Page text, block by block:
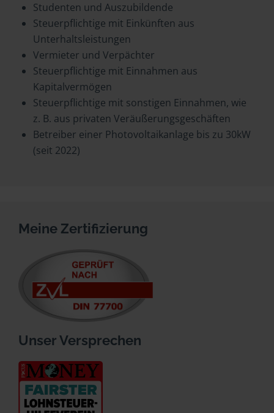
Studenten und Auszubildende
Steuerpflichtige mit Einkünften aus
Unterhaltsleistungen
Vermieter und Verpächter
Steuerpflichtige mit Einnahmen aus
Kapitalvermögen
Steuerpflichtige mit sonstigen Einnahmen, wie
z. B. aus privaten Veräußerungsgeschäften
Betreiber einer Photovoltaikanlage bis zu 30kW
(seit 2022)
Meine Zertifizierung
Unser Versprechen